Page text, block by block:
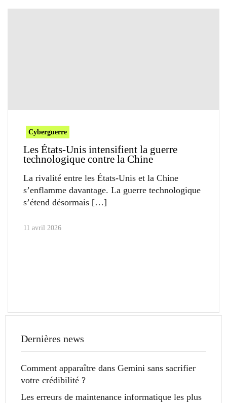
Cyberguerre
Les États-Unis intensifient la guerre
technologique contre la Chine
La rivalité entre les États-Unis et la Chine
s’enflamme davantage. La guerre technologique
s’étend désormais
11 avril 2026
Dernières news
Comment apparaître dans Gemini sans sacrifier
votre crédibilité ?
Les erreurs de maintenance informatique les plus